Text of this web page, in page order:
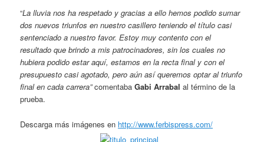
“La lluvia nos ha respetado y gracias a ello hemos podido sumar
dos nuevos triunfos en nuestro casillero teniendo el título casi
sentenciado a nuestro favor. Estoy muy contento con el
resultado que brindo a mis patrocinadores, sin los cuales no
hubiera podido estar aquí, estamos en la recta final y con el
presupuesto casi agotado, pero aún así queremos optar al triunfo
final en cada carrera”comentabaGabi Arrabal al término de la
prueba.
Descarga más imágenes en http://www.ferbispress.com/